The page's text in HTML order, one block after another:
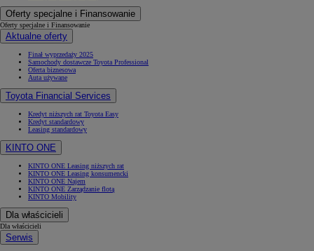
Oferty specjalne i Finansowanie
Oferty specjalne i Finansowanie
Aktualne oferty
Finał wyprzedaży 2025
Samochody dostawcze Toyota Professional
Oferta biznesowa
Auta używane
Toyota Financial Services
Kredyt niższych rat Toyota Easy
Kredyt standardowy
Leasing standardowy
KINTO ONE
KINTO ONE Leasing niższych rat
KINTO ONE Leasing konsumencki
KINTO ONE Najem
KINTO ONE Zarządzanie flotą
KINTO Mobility
Dla właścicieli
Dla właścicieli
Serwis